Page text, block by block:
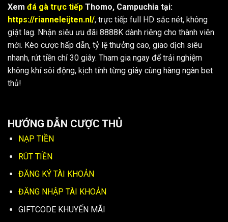
Xem đá gà trực tiếp Thomo, Campuchia tại:
https://rianneleijten.nl/, trực tiếp full HD sắc nét, không
giật lag. Nhận siêu ưu đãi 8888K dành riêng cho thành viên
mới. Kèo cược hấp dẫn, tỷ lệ thưởng cao, giao dịch siêu
nhanh, rút tiền chỉ 30 giây. Tham gia ngay để trải nghiệm
không khí sôi động, kịch tính từng giây cùng hàng ngàn bet
thủ!
HƯỚNG DẪN CƯỢC THỦ
NẠP TIỀN
RÚT TIỀN
ĐĂNG KÝ TÀI KHOẢN
ĐĂNG NHẬP TÀI KHOẢN
GIFTCODE KHUYẾN MÃI